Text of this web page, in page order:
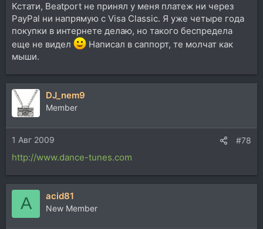
Кстати, Beatport не принял у меня платеж ни через
PayPal ни напрямую с Visa Classic. Я уже четыре года
покупки в интернете делаю, но такого беспредела
еще не видел
Написал в саппорт, те молчат как
мыши.
DJ_nem9
Member
1 Авг 2009 #78
http://www.dance-tunes.com
A acid81
New Member